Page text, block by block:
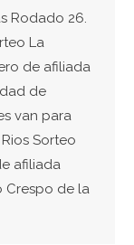
Rodado 26.
La
de afiliada
de
van para
Sorteo
afiliada
Crespo de la